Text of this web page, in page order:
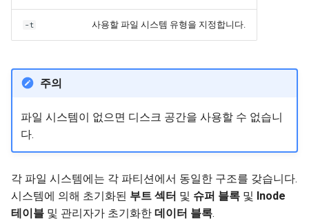
-t 사용할 파일 시스템 유형을 지정합니다.
주의
파일 시스템이 없으면 디스크 공간을 사용할 수 없습니
다.
각 파일 시스템에는 각 파티션에서 동일한 구조를 갖습니다.
시스템에 의해 초기화된 부트 섹터 및 슈퍼 블록 및 Inode
테이블 및 관리자가 초기화한 데이터 블록.